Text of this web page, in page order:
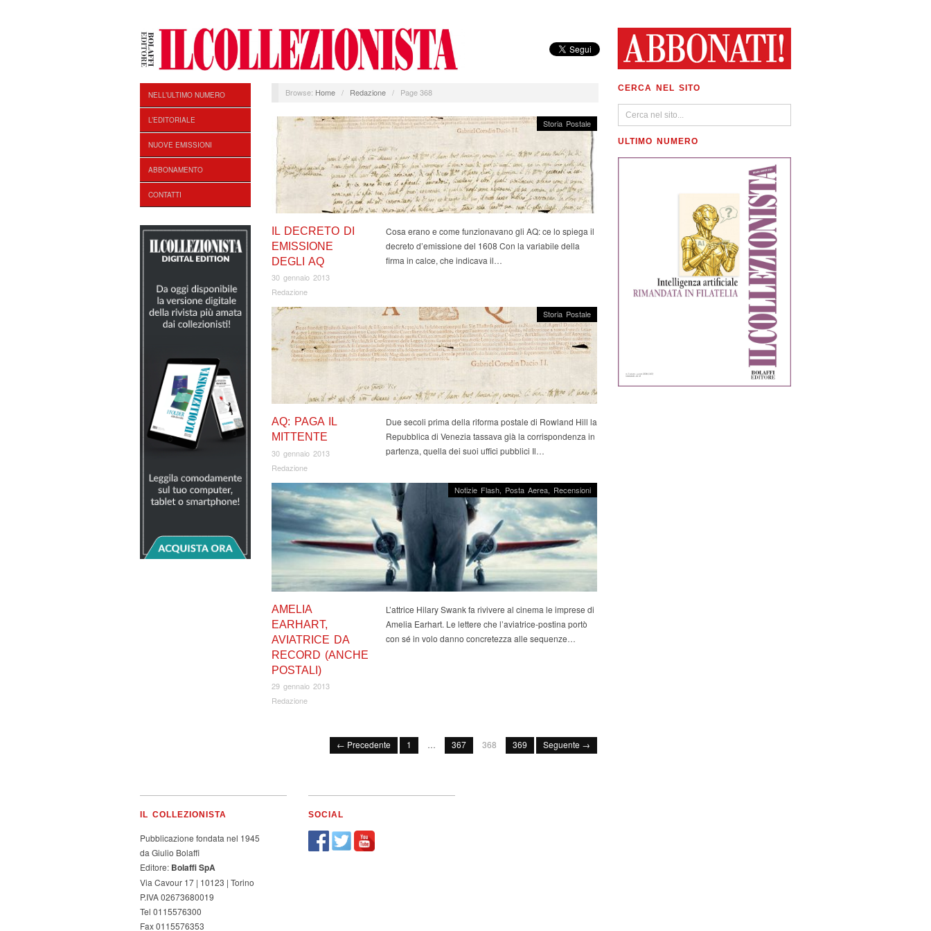
NELL’ULTIMO NUMERO
L’EDITORIALE
NUOVE EMISSIONI
ABBONAMENTO
CONTATTI
Browse: Home / Redazione / Page 368
IL DECRETO DI
EMISSIONE
DEGLI AQ
30 gennaio 2013
Redazione
Storia Postale
Cosa erano e come funzionavano gli AQ: ce lo spiega il
decreto d’emissione del 1608 Con la variabile della
firma in calce, che indicava il…
AQ: PAGA IL
MITTENTE
30 gennaio 2013
Redazione
Storia Postale
Due secoli prima della riforma postale di Rowland Hill la
Repubblica di Venezia tassava già la corrispondenza in
partenza, quella dei suoi uffici pubblici Il…
AMELIA
EARHART,
AVIATRICE DA
RECORD (ANCHE
POSTALI)
29 gennaio 2013
Redazione
Notizie Flash, Posta Aerea, Recensioni
L’attrice Hilary Swank fa rivivere al cinema le imprese di
Amelia Earhart. Le lettere che l’aviatrice-postina portò
con sé in volo danno concretezza alle sequenze…
← Precedente 1 … 367 368 369 Seguente →
CERCA NEL SITO
ULTIMO NUMERO
IL COLLEZIONISTA
Pubblicazione fondata nel 1945
da Giulio Bolaffi
Editore: Bolaffi SpA
Via Cavour 17 | 10123 | Torino
P.IVA 02673680019
Tel 0115576300
Fax 0115576353
SOCIAL